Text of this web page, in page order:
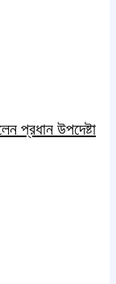
প্রধান উপদেষ্টা